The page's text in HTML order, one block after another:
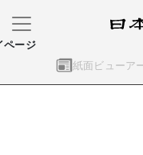
紙面ビューア
ページ